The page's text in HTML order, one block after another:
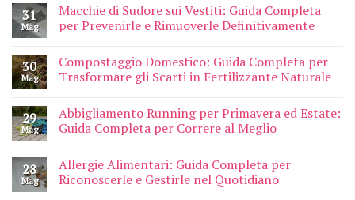
31
Mag
Macchie di Sudore sui Vestiti: Guida Completa
per Prevenirle e Rimuoverle Definitivamente
30
Mag
Compostaggio Domestico: Guida Completa per
Trasformare gli Scarti in Fertilizzante Naturale
29
Mag
Abbigliamento Running per Primavera ed Estate:
Guida Completa per Correre al Meglio
28
Mag
Allergie Alimentari: Guida Completa per
Riconoscerle e Gestirle nel Quotidiano